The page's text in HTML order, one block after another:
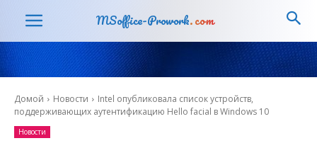
MSoffice-Prowork.com
Домой Новости
Intel опубликовала список устройств,
поддерживающих аутентификацию Hello facial в Windows 10
Новости